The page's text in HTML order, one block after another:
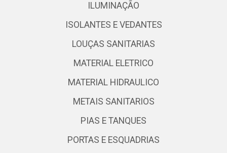
ILUMINAÇÃO
ISOLANTES E VEDANTES
LOUÇAS SANITARIAS
MATERIAL ELETRICO
MATERIAL HIDRAULICO
METAIS SANITARIOS
PIAS E TANQUES
PORTAS E ESQUADRIAS